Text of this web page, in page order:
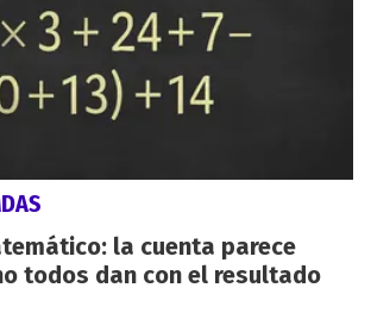
la cuenta parece
todos dan con el resultado